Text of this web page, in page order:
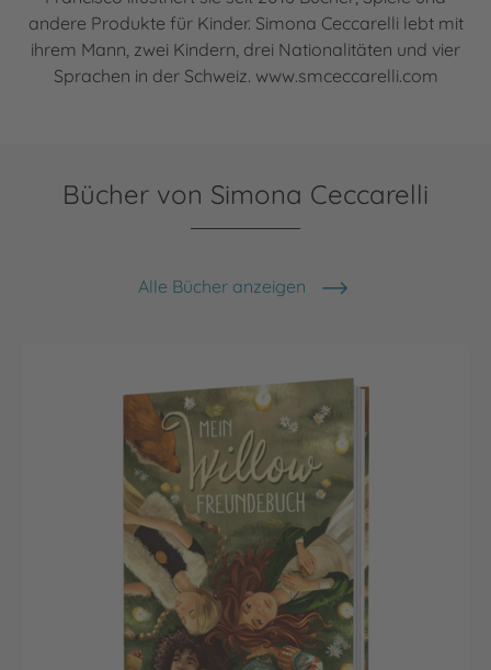
andere Produkte für Kinder. Simona Ceccarelli lebt mit
ihrem Mann, zwei Kindern, drei Nationalitäten und vier
Sprachen in der Schweiz. www.smceccarelli.com
Bücher von Simona Ceccarelli
Alle Bücher anzeigen